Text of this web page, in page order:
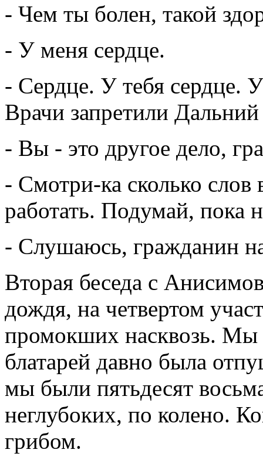
- Чем ты болен, такой
- У меня сердце.
- Сердце. У тебя сердце.
Врачи запретили
- Вы - это другое дело,
- Смотри-ка сколько
работать. Подумай, пока
- Слушаюсь, гражданин
Вторая беседа с
дождя, на четвертом
промокших насквозь.
блатарей давно была
мы были пятьдесят
неглубоких, по колено.
грибом.